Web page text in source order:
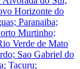
Horizonte do
Paranaiba;
Murtinho;
Verde de Mato
Sao Gabriel do
Tacuru;